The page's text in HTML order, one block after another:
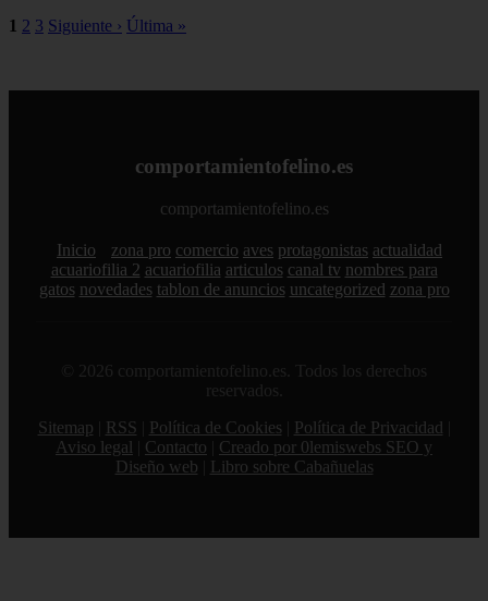
1 2 3 Siguiente › Última »
comportamientofelino.es
comportamientofelino.es
Inicio zona pro comercio aves protagonistas actualidad
acuariofilia 2 acuariofilia articulos canal tv nombres para
gatos novedades tablon de anuncios uncategorized zona pro
© 2026 comportamientofelino.es. Todos los derechos
reservados.
Sitemap
RSS Política de Cookies Política de Privacidad
Aviso legal
Contacto
Creado por 0lemiswebs SEO y
Diseño web
Libro sobre Cabañuelas